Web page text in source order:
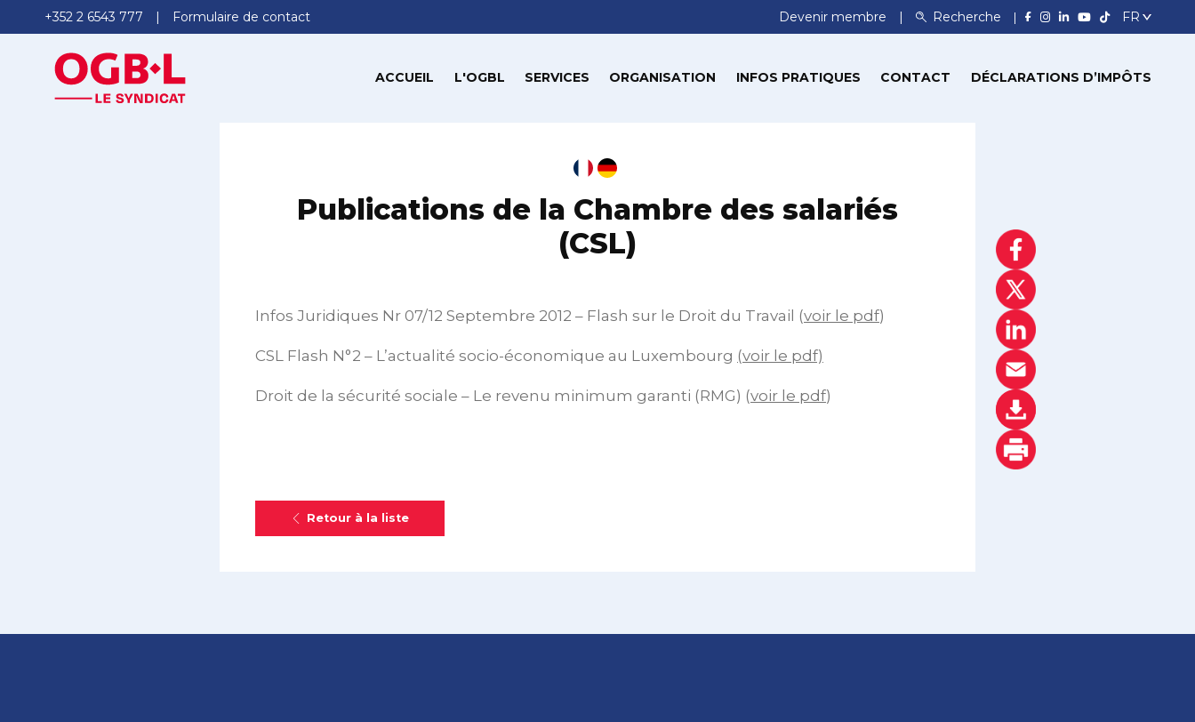
+352 2 6543 777 Formulaire de contact Devenir membre Recherche
ACCUEIL L'OGBL SERVICES ORGANISATION INFOS PRATIQUES CONTACT DÉCLARATIONS D’IMPÔTS
Publications de la Chambre des salariés
(CSL)
Infos Juridiques Nr 07/12 Septembre 2012 – Flash sur le Droit du Travail (voir le pdf)
CSL Flash N°2 – L’actualité socio-économique au Luxembourg (voir le pdf)
Droit de la sécurité sociale – Le revenu minimum garanti (RMG) (voir le pdf)
Retour à la liste